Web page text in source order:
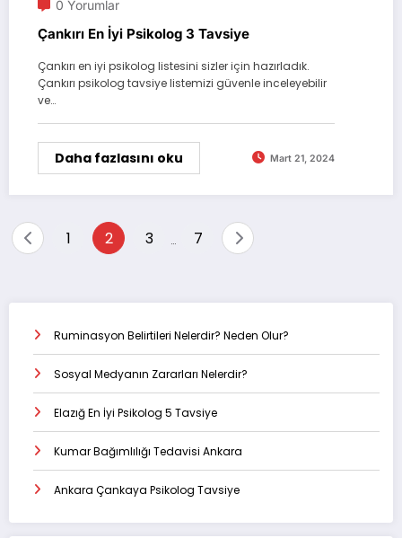
0 Yorumlar
Çankırı En İyi Psikolog 3 Tavsiye
Çankırı en iyi psikolog listesini sizler için hazırladık.
Çankırı psikolog tavsiye listemizi güvenle inceleyebilir
ve…
Daha fazlasını oku Mart 21, 2024
Yazı
1 2 3 … 7
Ruminasyon Belirtileri Nelerdir? Neden Olur?
Sosyal Medyanın Zararları Nelerdir?
Elazığ En İyi Psikolog 5 Tavsiye
Kumar Bağımlılığı Tedavisi Ankara
Ankara Çankaya Psikolog Tavsiye